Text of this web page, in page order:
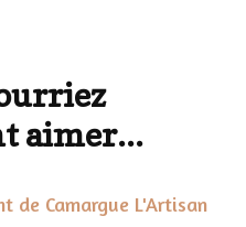
aimer...